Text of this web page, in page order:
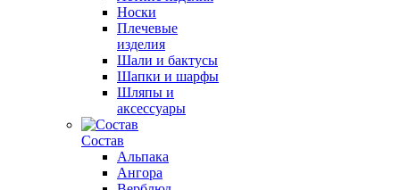
Носки
Плечевые
изделия
Шали и бактусы
Шапки и шарфы
Шляпы и
аксессуары
Состав
Альпака
Ангора